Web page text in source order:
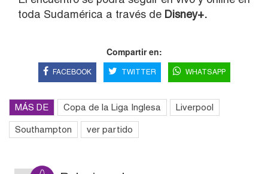
toda Sudamérica a través de Disney+.
Compartir en:
FACEBOOK TWITTER WHATSAPP
MÁS DE Copa de la Liga Inglesa Liverpool
Southampton ver partido